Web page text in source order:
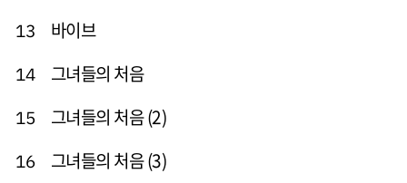
13 바이브
14 그녀들의 처음
15 그녀들의 처음 (2)
16 그녀들의 처음 (3)